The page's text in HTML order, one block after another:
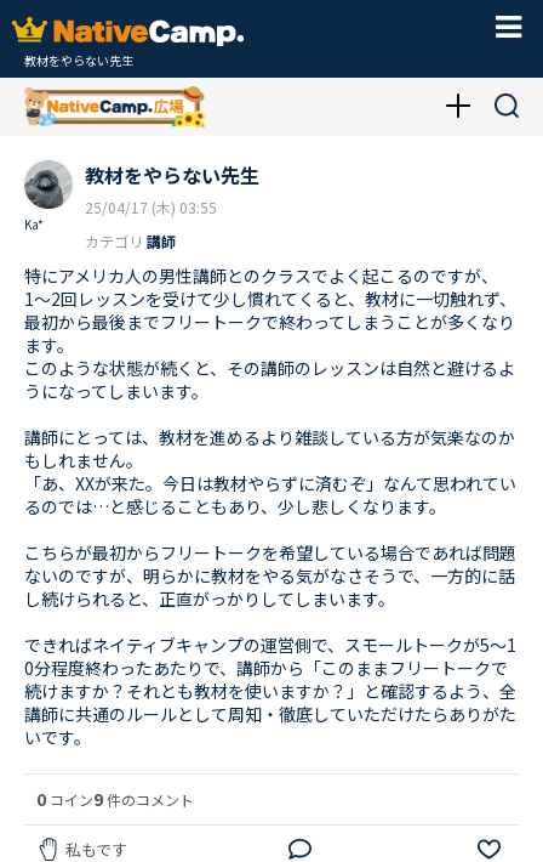
教材をやらない先生
Ka*
教材をやらない先生
25/04/17 (木) 03:55
カテゴリ 講師
特にアメリカ人の男性講師とのクラスでよく起こるのですが、
1〜2回レッスンを受けて少し慣れてくると、教材に一切触れず、
最初から最後までフリートークで終わってしまうことが多くなり
ます。
このような状態が続くと、その講師のレッスンは自然と避けるよ
うになってしまいます。
講師にとっては、教材を進めるより雑談している方が気楽なのか
もしれません。
「あ、XXが来た。今日は教材やらずに済むぞ」なんて思われてい
るのでは…と感じることもあり、少し悲しくなります。
こちらが最初からフリートークを希望している場合であれば問題
ないのですが、明らかに教材をやる気がなさそうで、一方的に話
し続けられると、正直がっかりしてしまいます。
できればネイティブキャンプの運営側で、スモールトークが5〜1
0分程度終わったあたりで、講師から「このままフリートークで
続けますか？それとも教材を使いますか？」と確認するよう、全
講師に共通のルールとして周知・徹底していただけたらありがた
いです。
0 コイン9件のコメント
私もです